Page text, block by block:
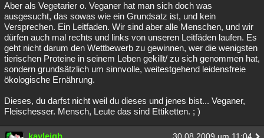
Aber als Vegetarier o. Veganer hat man sich doch was
ausgesucht, das sowas wie ein Grundsatz ist, und kein
Versprechen. Ein Leitfaden. Wir sind aber alle Menschen, und wir
dürfen auch mal rechts und links von unseren Leitfäden laufen. Es
geht nicht darum den Wettbewerb zu gewinnen, wer die wenigsten
tierischen Proteine in seinem Leben gekillt/ zu sich genommen hat,
sondern grundsätzlich um sinnvolle, weitestgehend leidensfreie
ökologische Ernährung.
Dieses, du darfst nicht weil du dieses und jenes bist... Veganer,
Fleischesser. Mensch, Leute das sind Ettiketten. ; )
kayleigh